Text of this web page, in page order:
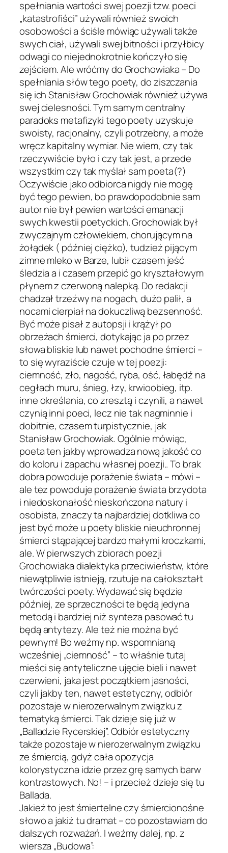
spełniania wartości swej poezji tzw. poeci
„katastrofiści” używali również swoich
osobowości a ściśle mówiąc używali także
swych ciał, używali swej bitności i przyłbicy
odwagi co niejednokrotnie kończyło się
zejściem. Ale wróćmy do Grochowiaka – Do
spełniania słów tego poety, do ziszczania
się ich Stanisław Grochowiak również używa
swej cielesności. Tym samym centralny
paradoks metafizyki tego poety uzyskuje
swoisty, racjonalny, czyli potrzebny, a może
wręcz kapitalny wymiar. Nie wiem, czy tak
rzeczywiście było i czy tak jest, a przede
wszystkim czy tak myślał sam poeta(?)
Oczywiście jako odbiorca nigdy nie mogę
być tego pewien, bo prawdopodobnie sam
autor nie był pewien wartości emanacji
swych kwestii poetyckich. Grochowiak był
zwyczajnym człowiekiem, chorującym na
żołądek ( później ciężko), tudzież pijącym
zimne mleko w Barze, lubił czasem jeść
śledzia a i czasem przepić go kryształowym
płynem z czerwoną nalepką. Do redakcji
chadzał trzeźwy na nogach, dużo palił, a
nocami cierpiał na dokuczliwą bezsenność.
Być może pisał z autopsji i krążył po
obrzeżach śmierci, dotykając ja po przez
słowa bliskie lub nawet pochodne śmierci –
to się wyraziście czuje w tej poezji:
ciemność, zło, nagość, ryba, ość, łabędź na
cegłach muru, śnieg, łzy, krwioobieg, itp.
inne określania, co zresztą i czynili, a nawet
czynią inni poeci, lecz nie tak nagminnie i
dobitnie, czasem turpistycznie, jak
Stanisław Grochowiak. Ogólnie mówiąc,
poeta ten jakby wprowadza nową jakość co
do koloru i zapachu własnej poezji.. To brak
dobra powoduje porażenie świata – mówi –
ale tez powoduje porażenie świata brzydota
i niedoskonałość nieskończona natury i
osobista, znaczy ta najbardziej dotkliwa co
jest być może u poety bliskie nieuchronnej
śmierci stąpającej bardzo małymi kroczkami,
ale. W pierwszych zbiorach poezji
Grochowiaka dialektyka przeciwieństw, które
niewątpliwie istnieją, rzutuje na całokształt
twórczości poety. Wydawać się będzie
później, ze sprzeczności te będą jedyna
metodą i bardziej niż synteza pasować tu
będą antytezy. Ale też nie można być
pewnym! Bo weźmy np. wspomnianą
wcześniej „ciemność” – to właśnie tutaj
mieści się antyteliczne ujęcie bieli i nawet
czerwieni, jaka jest początkiem jasności,
czyli jakby ten, nawet estetyczny, odbiór
pozostaje w nierozerwalnym związku z
tematyką śmierci. Tak dzieje się już w
„Balladzie Rycerskiej”. Odbiór estetyczny
także pozostaje w nierozerwalnym związku
ze śmiercią, gdyż cała opozycja
kolorystyczna idzie przez grę samych barw
kontrastowych. No! – i przecież dzieje się tu
Ballada.
Jakież to jest śmiertelne czy śmiercionośne
słowo a jakiż tu dramat – co pozostawiam do
dalszych rozważań. I weźmy dalej, np. z
wiersza „Budowa”: